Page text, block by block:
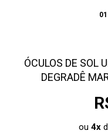
01
ÓCULOS DE SOL
DEGRADÊ
ou 4x